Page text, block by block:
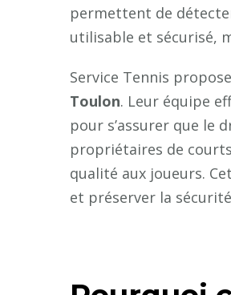
permettent de
utilisable et sécurisé,
Service Tennis
Toulon. Leur équipe
pour s’assurer que le
propriétaires de
qualité aux joueurs.
et préserver la